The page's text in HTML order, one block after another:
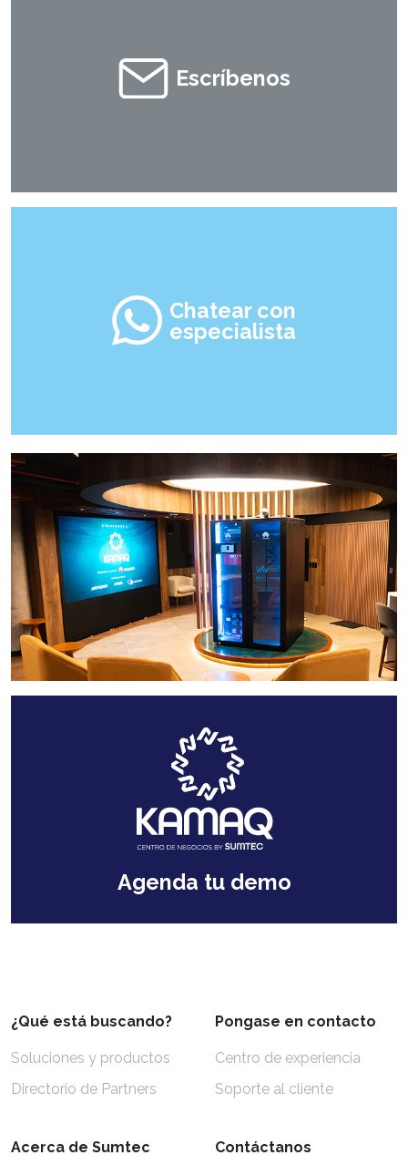
Escríbenos
Chatear con
especialista
Agenda tu demo
¿Qué está buscando?
Soluciones y productos
Directorio de Partners
Pongase en contacto
Centro de experiencia
Soporte al cliente
Acerca de Sumtec Contáctanos